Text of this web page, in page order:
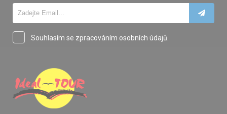
Souhlasím se zpracováním osobních údajů.